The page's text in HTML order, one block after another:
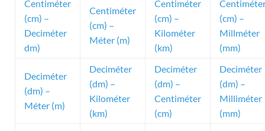
Centiméter
(cm) –
Deciméter
dm)
Centiméter
(cm) –
Méter (m)
Centiméter
(cm) –
Kilométer
(km)
(cm) –
Millméter
(mm)
Deciméter
(dm) –
Méter (m)
Deciméter
(dm) –
Kilométer
(km)
Deciméter
(dm) –
Centiméter
(cm)
Deciméter
(dm) –
Milliméter
(mm)